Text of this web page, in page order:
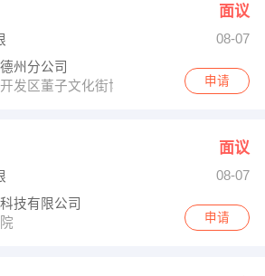
面议
08-07
州分公司
发区董子文化街博文街71号
申请
面议
08-07
技有限公司
申请